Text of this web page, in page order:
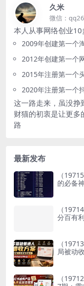
久米
微信：
本人从事网络创业
2009年创建第一个
2012年创建第一个
2015年注册第一个
2020年注册第一个
这一路走来，虽没挣
财猫的初衷是让更
路
最新发布
（
的必备
（
分百有
（
局被动
（